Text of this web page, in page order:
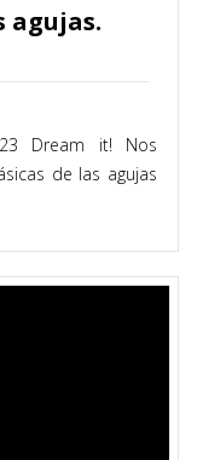
agujas.
Dream it! Nos
de las agujas